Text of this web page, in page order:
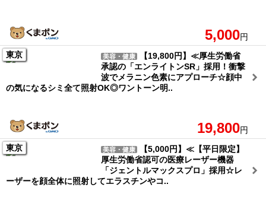
5,000円
東京
美容・健康
【19,800円】≪厚生労働省
承認の「エンライトンSR」採用！衝撃
波でメラニン色素にアプローチ☆顔中
の気になるシミ全て照射OK◎ワントーン明..
19,800円
東京
美容・健康
【5,000円】≪【平日限定】
厚生労働省認可の医療レーザー機器
「ジェントルマックスプロ」採用☆レ
ーザーを顔全体に照射してエラスチンやコ..